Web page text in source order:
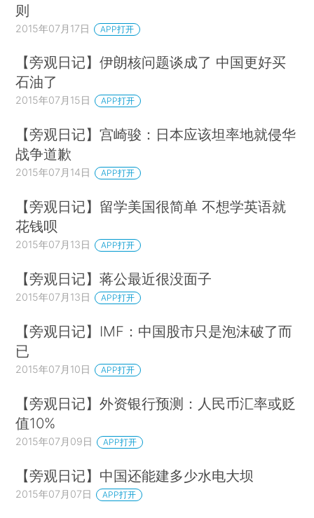
则
2015年07月17日 APP打开
【旁观日记】伊朗核问题谈成了 中国更好买
石油了
2015年07月15日 APP打开
【旁观日记】宫崎骏：日本应该坦率地就侵华
战争道歉
2015年07月14日 APP打开
【旁观日记】留学美国很简单 不想学英语就
花钱呗
2015年07月13日 APP打开
【旁观日记】蒋公最近很没面子
2015年07月13日 APP打开
【旁观日记】IMF：中国股市只是泡沫破了而
已
2015年07月10日 APP打开
【旁观日记】外资银行预测：人民币汇率或贬
值10%
2015年07月09日 APP打开
【旁观日记】中国还能建多少水电大坝
2015年07月07日 APP打开